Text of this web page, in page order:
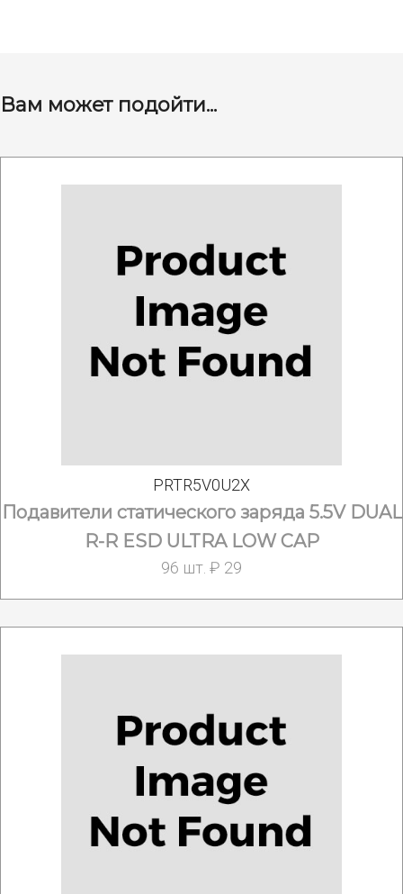
Вам может подойти...
PRTR5V0U2X
Подавители статического заряда 5.5V DUAL
R-R ESD ULTRA LOW CAP
96 шт. ₽ 29